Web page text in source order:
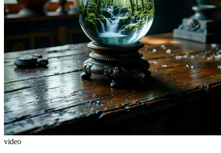
video